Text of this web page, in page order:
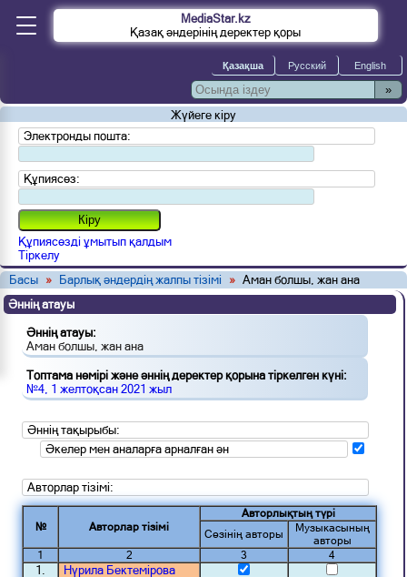
MediaStar.kz
Қазақ әндерінің деректер қоры
»
Жүйеге кіру
Электронды пошта:
Құпиясөз:
Құпиясөзді ұмытып қалдым
Тіркелу
Басы » Барлық әндердің жалпы тізімі » Аман болшы, жан ана
Әннің атауы
Әннің атауы:
Аман болшы, жан ана
Топтама нөмірі және әннің деректер қорына тіркелген күні:
№4, 1 желтоқсан 2021 жыл
Әннің тақырыбы:
Әкелер мен аналарға арналған ән
Авторлар тізімі:
№ Авторлар тізімі
Авторлықтың түрі
Сөзінің авторы
Музыкасының
авторы
1
2 3 4
1.
Нүрила Бектемірова